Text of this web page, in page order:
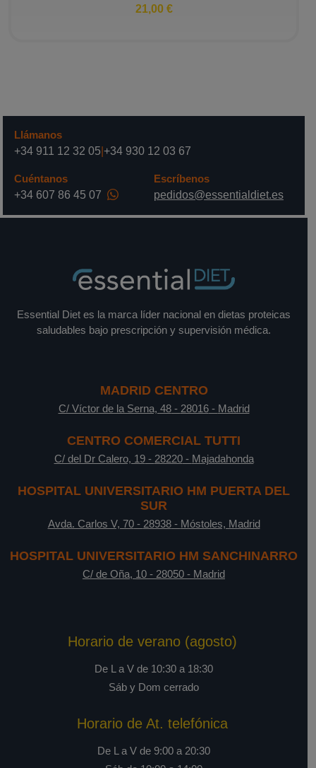
21,00 €
Llámanos
+34 911 12 32 05 +34 930 12 03 67
Cuéntanos
+34 607 86 45 07
Escríbenos
pedidos@essentialdiet.es
Essential Diet es la marca líder nacional en dietas proteicas
saludables bajo prescripción y supervisión médica.
MADRID CENTRO
C/ Víctor de la Serna, 48- 28016- Madrid
CENTRO COMERCIAL TUTTI
C/ del Dr Calero, 19- 28220- Majadahonda
HOSPITAL UNIVERSITARIO HM PUERTA DEL
SUR
Avda. Carlos V, 70- 28938- Móstoles, Madrid
HOSPITAL UNIVERSITARIO HM SANCHINARRO
C/ de Oña, 10 - 28050 - Madrid
Horario de verano (agosto)
De L a V de 10:30 a 18:30
Sáb y Dom cerrado
Horario de At. telefónica
De L a V de 9:00 a 20:30